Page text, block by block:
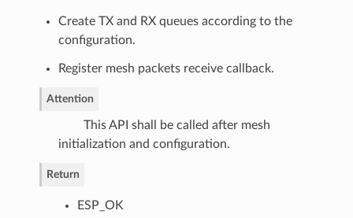
Create TX and RX queues according to the
configuration.
Register mesh packets receive callback.
Attention
This API shall be called after mesh
initialization and configuration.
Return
ESP_OK